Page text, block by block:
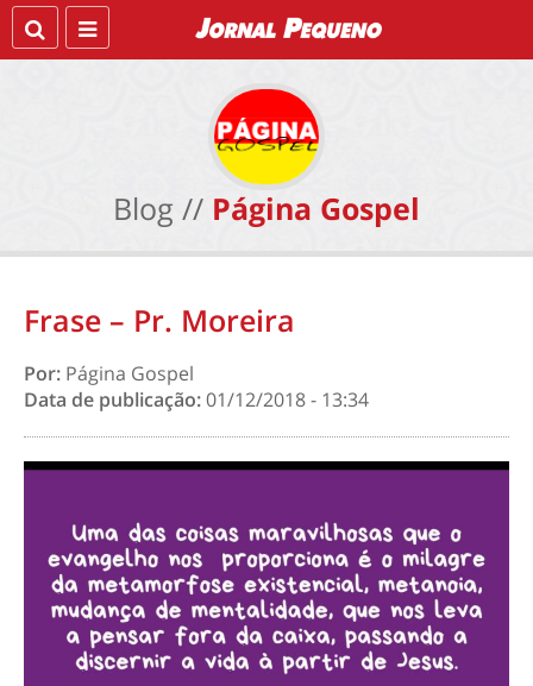
Blog // Página Gospel
Frase – Pr. Moreira
Por: Página Gospel
Data de publicação:01/12/2018 - 13:34